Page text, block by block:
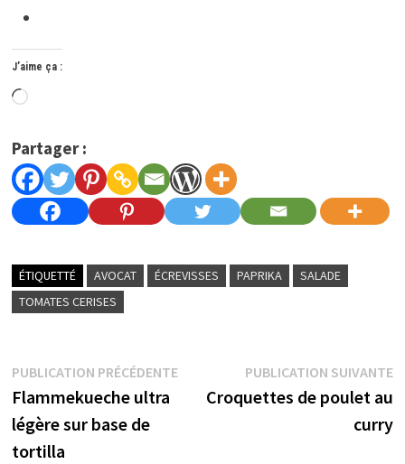
J’aime ça :
Chargement…
Partager :
ÉTIQUETTÉ AVOCAT ÉCREVISSES PAPRIKA
SALADE
TOMATES CERISES
Navigation
de
l’article
PUBLICATION PRÉCÉDENTEPublication
précédente :
Flammekueche ultra
légère sur base de
tortilla
PUBLICATION SUIVANTE
Croquettes de poulet au
curry